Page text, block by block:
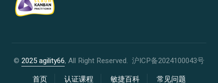
© 2025 agility66, All Right Reserved. 沪ICP备2024100043号
首页
认证课程 敏捷百科 常见问题